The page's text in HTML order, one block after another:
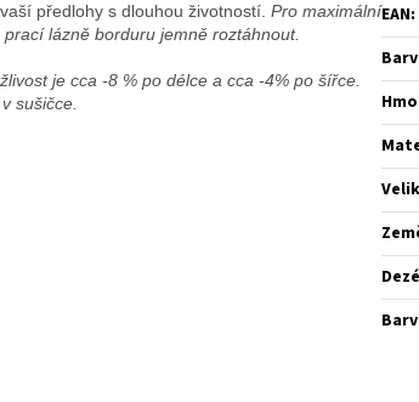
předlohy s dlouhou životností. Pro maximální
lázně borduru jemně roztáhnout.
je cca -8 % po délce a cca -4% po šířce.
sušičce.
EAN: